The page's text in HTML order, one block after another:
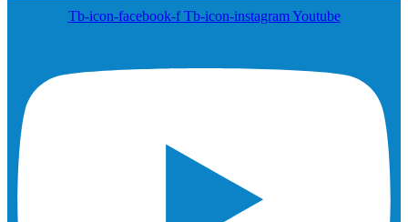
Tb-icon-facebook-f Tb-icon-instagram Youtube